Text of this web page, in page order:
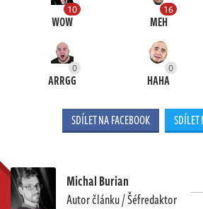
10
WOW
16
MEH
0
ARRGG
0
HAHA
SDÍLET NA FACEBOOK SDÍLET
Michal Burian
Autor článku / Šéfredaktor